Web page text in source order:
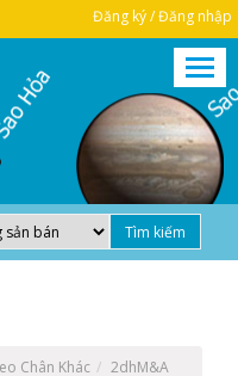
Đăng ký / Đăng nhập
Chân Khác 2dhM&A